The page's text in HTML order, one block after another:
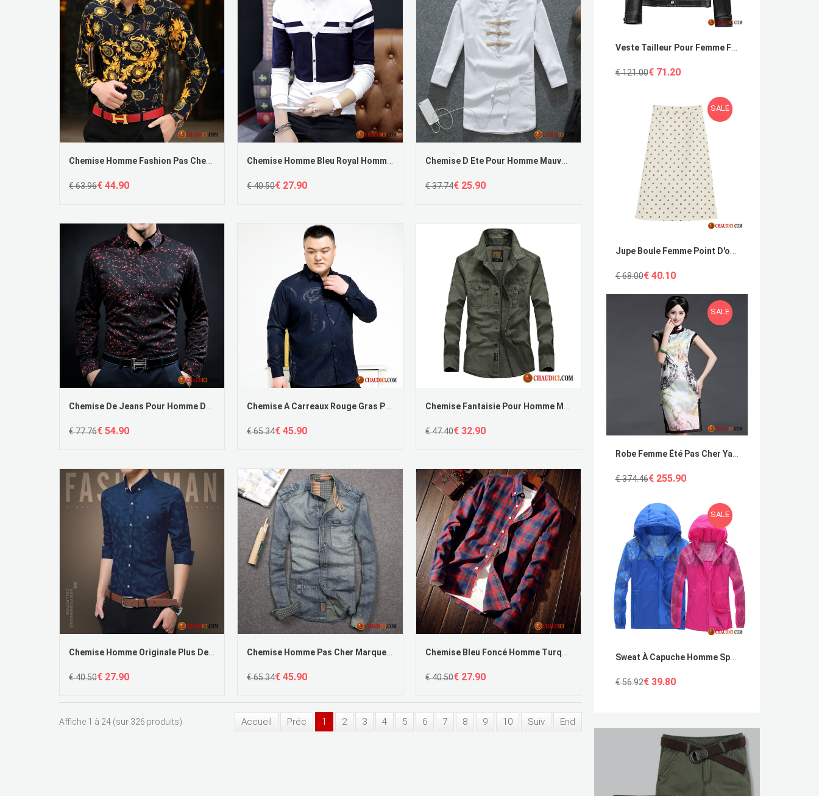
Chemise Homme Fashion Pas Cher Impression Décontractée Légère Homme Soie
€ 63.96€ 44.90
Chemise Homme Bleu Royal Homme Tendance Deux-Pièces Les Adolescents Longues
€ 40.50€ 27.90
Chemise D Ete Pour Homme Mauve Une Veste Chemise Slim Manche Rétro
€ 37.74€ 25.90
Chemise De Jeans Pour Homme Décontractée Bleu Chemise Longues Matelassé Pas Cher
€ 77.76€ 54.90
Chemise A Carreaux Rouge Gras Printemps Grand Âge Moyen Longue Soldes
€ 65.34€ 45.90
Chemise Fantaisie Pour Homme Mince Longues L'automne Décontractée Printemps En Ligne
€ 47.40€ 32.90
Chemise Homme Originale Plus De Velours Décontractée Épaissir Tendance Chauds
€ 40.50€ 27.90
Chemise Homme Pas Cher Marque L'automne Col Mandarin Denim Homme Manteau En Vente
€ 65.34€ 45.90
Chemise Bleu Foncé Homme Turquoise Coton Bio Étudiant Chemise Printemps Rouge Pas Cher
€ 40.50€ 27.90
Affiche 1 à 24 (sur 326 produits) Accueil Préc 1 2 3 4 5 6 7 8 9 10 Suiv End
Veste Tailleur Pour Femme Femme Slim Tendance Veste Grande Taille
€ 121.00€ 71.20
SALE
€ 68.00€ 40.10
SALE
Robe Femme Été Pas Cher Yarn Mince Slim Classique Dame
€ 374.46€ 255.90
SALE
Sweat À Capuche Homme Sport Pérou Manteau Fantaisie Séchage Rapide Respirant Mince Pas Cher
€ 56.92€ 39.80